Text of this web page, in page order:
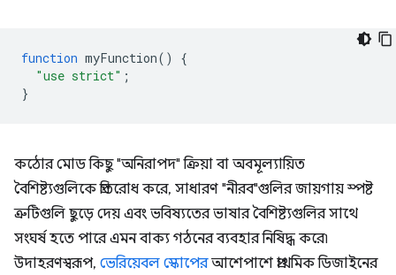
function myFunction()
{
"use strict" ;
}
কঠোর মোড কিছু "অনিরাপদ" ক্রিয়া বা অবমূল্যায়িত
বৈশিষ্ট্যগুলিকে প্রতিরোধ করে, সাধারণ "নীরব"গুলির জায়গায় স্পষ্ট
ত্রুটিগুলি ছুড়ে দেয় এবং ভবিষ্যতের ভাষার বৈশিষ্ট্যগুলির সাথে
সংঘর্ষ হতে পারে এমন বাক্য গঠনের ব্যবহার নিষিদ্ধ করে৷
উদাহরণস্বরূপ, ভেরিয়েবল স্কোপেরআশেপাশে প্রাথমিক ডিজাইনের